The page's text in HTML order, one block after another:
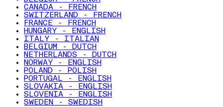
CANADA - FRENCH
SWITZERLAND - FRENCH
FRANCE - FRENCH
HUNGARY - ENGLISH
ITALY - ITALIAN
BELGIUM - DUTCH
NETHERLANDS - DUTCH
NORWAY - ENGLISH
POLAND - POLISH
PORTUGAL - ENGLISH
SLOVAKIA - ENGLISH
SLOVENIA - ENGLISH
SWEDEN - SWEDISH